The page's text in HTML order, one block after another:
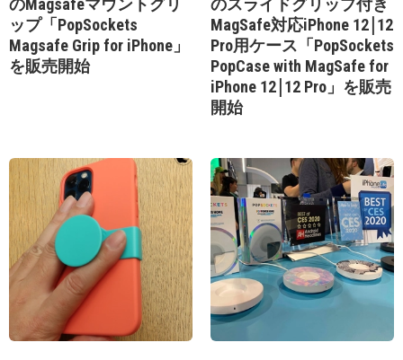
のMagsafeマウントグリ
ップ「PopSockets
Magsafe Grip for iPhone」
を販売開始
のスライドグリップ付き
MagSafe対応iPhone 12￨12
Pro用ケース「PopSockets
PopCase with MagSafe for
iPhone 12￨12 Pro」を販売
開始